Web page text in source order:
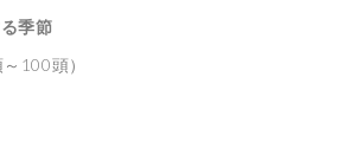
季節
100頭）